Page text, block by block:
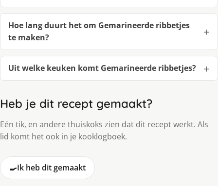
Hoe lang duurt het om Gemarineerde ribbetjes
te maken?
Uit welke keuken komt Gemarineerde ribbetjes?
Heb je dit recept gemaakt?
Eén tik, en andere thuiskoks zien dat dit recept werkt. Als
lid komt het ook in je kooklogboek.
🍳Ik heb dit gemaakt